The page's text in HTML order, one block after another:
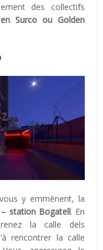
des collectifs
Surco ou Golden
y emmènent, la
station Bogatell. En
la calle dels
rencontrer la calle